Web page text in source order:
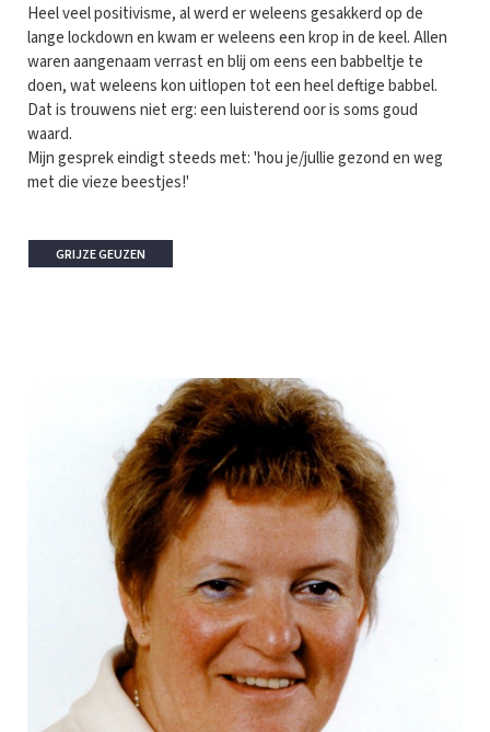
Heel veel positivisme, al werd er weleens gesakkerd op de
lange lockdown en kwam er weleens een krop in de keel. Allen
waren aangenaam verrast en blij om eens een babbeltje te
doen, wat weleens kon uitlopen tot een heel deftige babbel.
Dat is trouwens niet erg: een luisterend oor is soms goud
waard.
Mijn gesprek eindigt steeds met: 'hou je/jullie gezond en weg
met die vieze beestjes!'
GRIJZE GEUZEN